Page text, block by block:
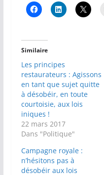
Similaire
Les principes
restaurateurs : Agissons
en tant que sujet quitte
à désobéir, en toute
courtoisie, aux lois
iniques !
22 mars 2017
Dans "Politique"
Campagne royale :
n’hésitons pas à
désobéir aux lois